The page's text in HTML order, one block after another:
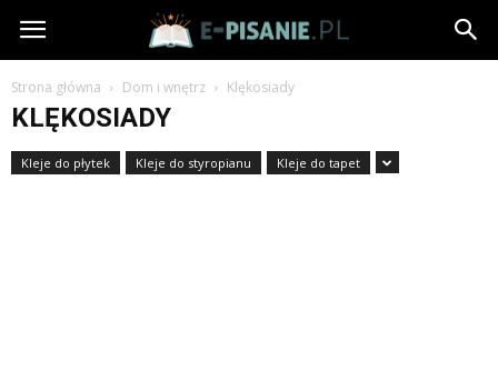
Pisanie.pl
Strona główna Dom i wnętrz Klękosiady
KLĘKOSIADY
Kleje do płytek Kleje do styropianu Kleje do tapet